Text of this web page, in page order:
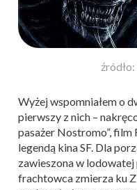
Wyżej wspomniałem o
pierwszy z nich –
pasażer Nostromo”, film
legendą kina SF. Dla
zawieszona w
frachtowca zmierza ku